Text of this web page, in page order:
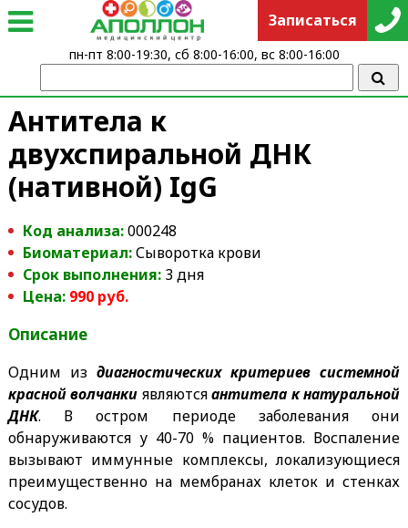
Антитела к
двухспиральной ДНК
(нативной) IgG
Код анализа:000248
Биоматериал:Сыворотка крови
Срок выполнения:3 дня
Цена: 990 руб.
Описание
Одним из диагностических критериев системной
красной волчанки являютсяантитела к натуральной
ДНК. В остром периоде заболевания они
обнаруживаются у 40-70 % пациентов. Воспаление
вызывают иммунные комплексы, локализующиеся
преимущественно на мембранах клеток и стенках
сосудов.
Записаться
пн-пт 8:00-19:30, сб 8:00-16:00, вс 8:00-16:00